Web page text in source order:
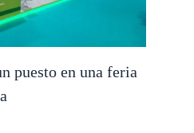
puesto en una feria